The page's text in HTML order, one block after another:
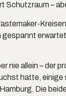
Schutzraum –
nie allein – der
hatte,
Die